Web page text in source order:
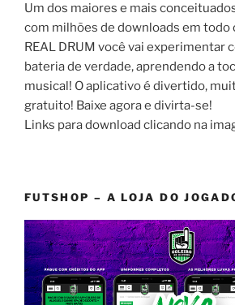
Um dos maiores e mais
com milhões de downloads em todo
REAL DRUM você vai experimentar
bateria de verdade, aprendendo a
musical! O aplicativo é divertido,
gratuito! Baixe agora e divirta-se!
Links para download clicando na
FUTSHOP – A LOJA DO